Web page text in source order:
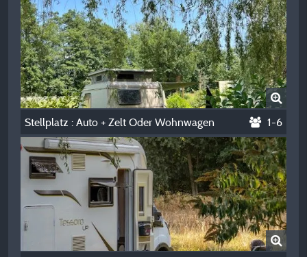
Stellplatz : Auto + Zelt Oder Wohnwagen 1-6